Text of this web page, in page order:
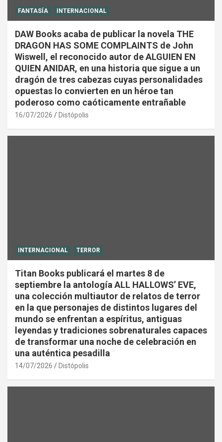
FANTASÍA INTERNACIONAL
DAW Books acaba de publicar la novela THE
DRAGON HAS SOME COMPLAINTS de John
Wiswell, el reconocido autor de ALGUIEN EN
QUIEN ANIDAR, en una historia que sigue a un
dragón de tres cabezas cuyas personalidades
opuestas lo convierten en un héroe tan
poderoso como caóticamente entrañable
16/07/2026 Distópolis
INTERNACIONAL TERROR
Titan Books publicará el martes 8 de
septiembre la antología ALL HALLOWS’ EVE,
una colección multiautor de relatos de terror
en la que personajes de distintos lugares del
mundo se enfrentan a espíritus, antiguas
leyendas y tradiciones sobrenaturales capaces
de transformar una noche de celebración en
una auténtica pesadilla
14/07/2026 Distópolis